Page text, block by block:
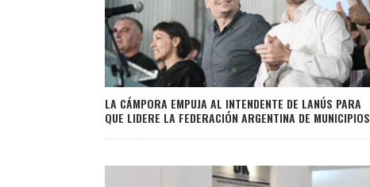
LA CÁMPORA EMPUJA AL INTENDENTE DE LANÚS PARA
QUE LIDERE LA FEDERACIÓN ARGENTINA DE MUNICIPIOS